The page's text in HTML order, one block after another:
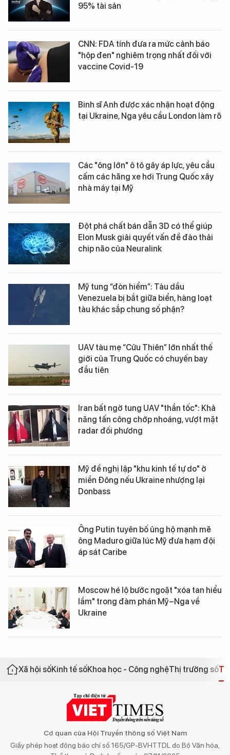
95% tài sản
CNN: FDA tính đưa ra mức cảnh báo
"hộp đen" nghiêm trọng nhất đối với
vaccine Covid-19
Binh sĩ Anh được xác nhận hoạt động
tại Ukraine, Nga yêu cầu London làm rõ
Các "ông lớn" ô tô gây áp lực, yêu cầu
cấm các hãng xe hơi Trung Quốc xây
nhà máy tại Mỹ
Đột phá chất bán dẫn 3D có thể giúp
Elon Musk giải quyết vấn đề đào thải
chip não của Neuralink
Mỹ tung “đòn hiểm”: Tàu dầu
Venezuela bị bắt giữa biển, hàng loạt
tàu khác sắp chung số phận?
UAV tàu mẹ “Cửu Thiên” lớn nhất thế
giới của Trung Quốc có chuyến bay
đầu tiên
Iran bất ngờ tung UAV "thần tốc": Khả
năng tấn công chớp nhoáng, vượt mặt
radar đối phương
Mỹ đề nghị lập "khu kinh tế tự do" ở
miền Đông nếu Ukraine nhượng lại
Donbass
Ông Putin tuyên bố ủng hộ mạnh mẽ
ông Maduro giữa lúc Mỹ đưa hạm đội
áp sát Caribe
Moscow hé lộ bước ngoặt "xóa tan hiểu
lầm" trong đàm phán Mỹ–Nga về
Ukraine
Xã hội sốKinh tế sốKhoa học - Công nghệThị trường số
Cơ quan của Hội Truyền thông số Việt Nam
Giấy phép hoạt động báo chí số 165/GP-BVHTTDL do Bộ Văn hóa,